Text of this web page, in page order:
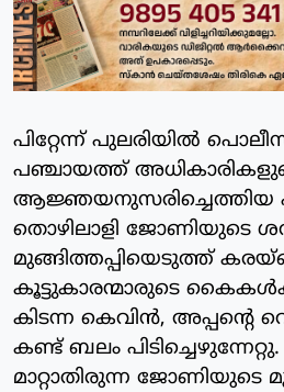
പിറ്റേന്ന് പുലരിയില്‍
പഞ്ചായത്ത്
ആജ്ഞയനുസരിച്ചെത്തിയ
തൊഴിലാളി ജോണിയുടെ
മുങ്ങിത്തപ്പിയെടുത്ത്
കൂട്ടുകാരന്മാരുടെ
കിടന്ന കെവിന്‍,
കണ്ട് ബലം
മാറ്റാതിരുന്ന ജോണിയുടെ